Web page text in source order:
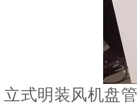
立式明装风机盘管